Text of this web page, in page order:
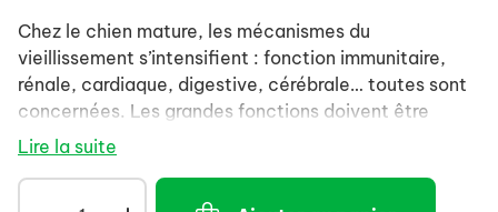
Chez le chien mature, les mécanismes du
vieillissement s’intensifient : fonction immunitaire,
rénale, cardiaque, digestive, cérébrale… toutes sont
concernées. Les grandes fonctions doivent être
protégées. La baisse d’activité prédispose à la fonte
Chien de race moyenne (11 à 25 kg) de plus de 8
Lire la suite